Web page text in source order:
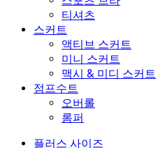
티셔츠
스커트
액티브 스커트
미니 스커트
맥시 & 미디 스커트
점프수트
오버롤
롬퍼
플러스 사이즈